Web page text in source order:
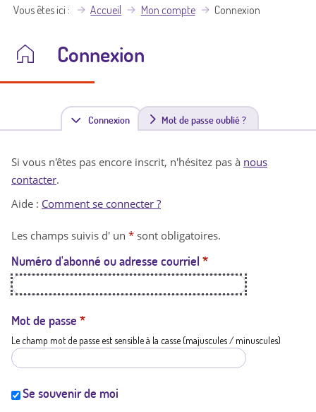
Vous êtes ici Accueil Mon compte Connexion
Connexion
Connexion(
n
t
a
t
i
Mot de passe oublié ?
Si vous n'êtes pas encore inscrit, n'hésitez pas à nous
contacter.
Aide : Comment se connecter ?
Les champs suivis d' un * sont obligatoires.
Numéro d'abonné ou adresse courriel *
Mot de passe *
Le champ mot de passe est sensible à la casse (majuscules / minuscules)
Se souvenir de moi